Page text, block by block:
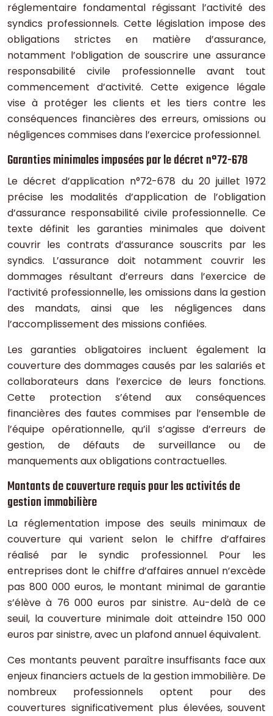
réglementaire fondamental régissant l’activité des
syndics professionnels. Cette législation impose des
obligations strictes en matière d’assurance,
notamment l’obligation de souscrire une assurance
responsabilité civile professionnelle avant tout
commencement d’activité. Cette exigence légale
vise à protéger les clients et les tiers contre les
conséquences financières des erreurs, omissions ou
négligences commises dans l’exercice professionnel.
Garanties minimales imposées par le décret n°72-678
Le décret d’application n°72-678 du 20 juillet 1972
précise les modalités d’application de l’obligation
d’assurance responsabilité civile professionnelle. Ce
texte définit les garanties minimales que doivent
couvrir les contrats d’assurance souscrits par les
syndics. L’assurance doit notamment couvrir les
dommages résultant d’erreurs dans l’exercice de
l’activité professionnelle, les omissions dans la gestion
des mandats, ainsi que les négligences dans
l’accomplissement des missions confiées.
Les garanties obligatoires incluent également la
couverture des dommages causés par les salariés et
collaborateurs dans l’exercice de leurs fonctions.
Cette protection s’étend aux conséquences
financières des fautes commises par l’ensemble de
l’équipe opérationnelle, qu’il s’agisse d’erreurs de
gestion, de défauts de surveillance ou de
manquements aux obligations contractuelles.
Montants de couverture requis pour les activités de
gestion immobilière
La réglementation impose des seuils minimaux de
couverture qui varient selon le chiffre d’affaires
réalisé par le syndic professionnel. Pour les
entreprises dont le chiffre d’affaires annuel n’excède
pas 800 000 euros, le montant minimal de garantie
s’élève à 76 000 euros par sinistre. Au-delà de ce
seuil, la couverture minimale doit atteindre 150 000
euros par sinistre, avec un plafond annuel équivalent.
Ces montants peuvent paraître insuffisants face aux
enjeux financiers actuels de la gestion immobilière. De
nombreux professionnels optent pour des
couvertures significativement plus élevées, souvent